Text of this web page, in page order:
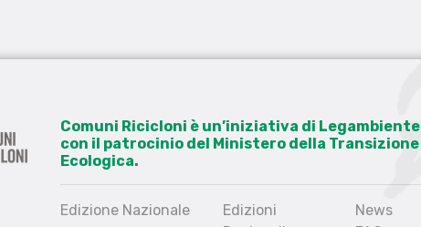
Comuni Ricicloni è un’iniziativa di Legambiente
con il patrocinio del Ministero della Transizione
Ecologica.
Edizione Nazionale
Edizioni
News